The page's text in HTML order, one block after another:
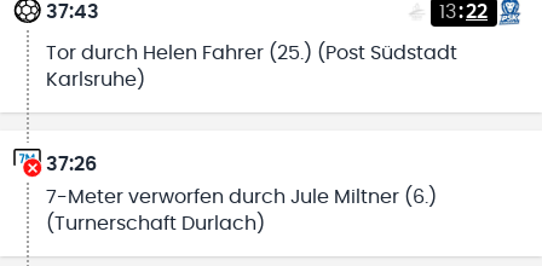
37:43 13:22
Tor durch Helen Fahrer (25.) (Post Südstadt
Karlsruhe)
37:26
7-Meter verworfen durch Jule Miltner (6.)
(Turnerschaft Durlach)